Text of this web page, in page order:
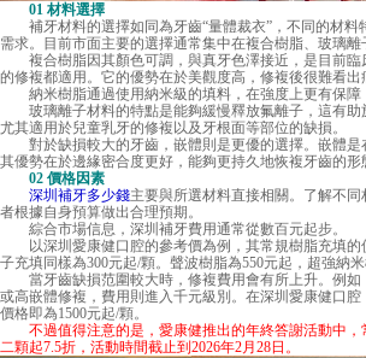
01 材料選擇
補牙材料的選擇如同為牙齒“量體裁衣”，不同的材料
需求。目前市面主要的選擇通常集中在複合樹脂、玻璃離
複合樹脂因其顏色可調，與真牙色澤接近，是目前臨
的修複都適用。它的優勢在於美觀度高，修複後很難看出
納米樹脂通過使用納米級的填料，在強度上更有保障
玻璃離子材料的特點是能夠緩慢釋放氟離子，這有助
尤其適用於兒童乳牙的修複以及牙根面等部位的缺損。
對於缺損較大的牙齒，嵌體則是更優的選擇。嵌體是
其優勢在於邊緣密合度更好，能夠更持久地恢複牙齒的形
02 價格因素
深圳補牙多少錢主要與所選材料直接相關。了解不
者根據自身預算做出合理預期。
綜合市場信息，深圳補牙費用通常從數百元起步。
以深圳愛康健口腔的參考價為例，其常規樹脂充填的
子充填同樣為300元起/顆。聲波樹脂為550元起，超強納米
當牙齒缺損范圍較大時，修複費用會有所上升。例如
或高嵌體修複，費用則進入千元級別。在深圳愛康健口
價格即為1500元起/顆。
不過值得注意的是，愛康健推出的年終答謝活動中，
二顆起7.5折，活動時間截止到2026年2月28日。